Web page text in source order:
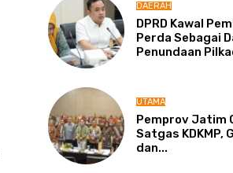
DAERAH
DPRD Kawal
Perda Sebagai
Penundaan
UTAMA
Pemprov Jatim
Satgas KDKMP,
dan...